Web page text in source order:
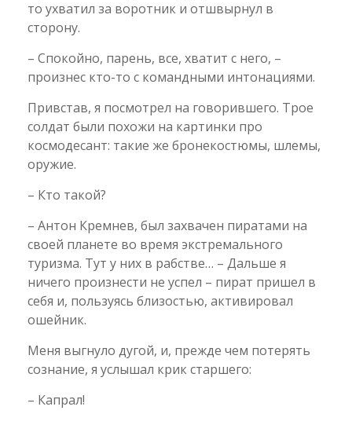
то ухватил за воротник и отшвырнул в
сторону.
– Спокойно, парень, все, хватит с него, –
произнес кто-то с командными интонациями.
Привстав, я посмотрел на говорившего. Трое
солдат были похожи на картинки про
космодесант: такие же бронекостюмы, шлемы,
оружие.
– Кто такой?
– Антон Кремнев, был захвачен пиратами на
своей планете во время экстремального
туризма. Тут у них в рабстве… – Дальше я
ничего произнести не успел – пират пришел в
себя и, пользуясь близостью, активировал
ошейник.
Меня выгнуло дугой, и, прежде чем потерять
сознание, я услышал крик старшего:
– Капрал!